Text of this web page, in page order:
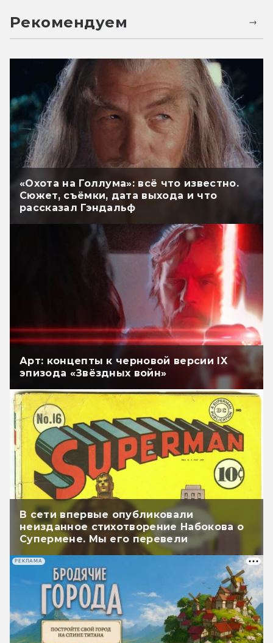
Рекомендуем
«Охота на Голлума»: всё что известно.
Сюжет, съёмки, дата выхода и что
рассказал Гэндальф
Арт: концепты к черновой версии IX
эпизода «Звёздных войн»
В сети впервые опубликовали
неизданное стихотворение Набокова о
Супермене. Мы его перевели
РЕКЛАМА